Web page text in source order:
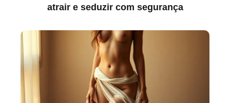
atrair e seduzir com segurança